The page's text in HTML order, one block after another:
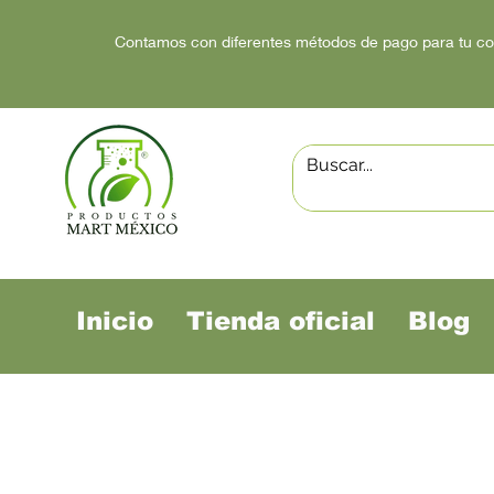
Contamos con diferentes métodos de pago para tu
Inicio Tienda oficial Blog